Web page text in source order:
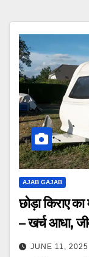
AJAB GAJAB
छोड़ा किराए
– खर्च आधा,
JUNE 11, 2025